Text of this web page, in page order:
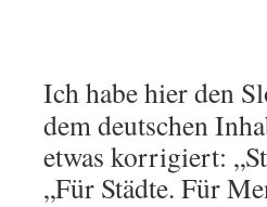
Ich habe hier den
dem deutschen
etwas korrigiert:
„Für Städte. Für